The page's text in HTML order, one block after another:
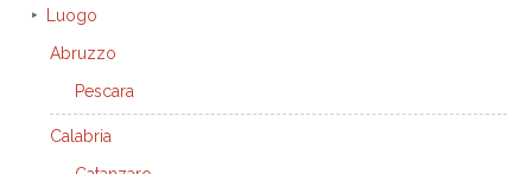
Luogo
Abruzzo
Pescara
Calabria